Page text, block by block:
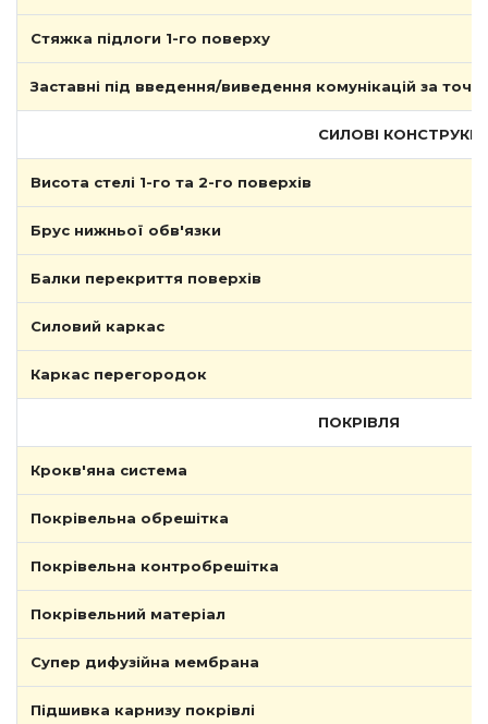
Стяжка підлоги 1-го поверху
Заставні під введення/виведення комунікацій за
СИЛОВІ
Висота стелі 1-го та 2-го поверхів
Брус нижньої обв'язки
Балки перекриття поверхів
Силовий каркас
Каркас перегородок
ПОКРІВЛЯ
Крокв'яна система
Покрівельна обрешітка
Покрівельна контробрешітка
Покрівельний матеріал
Супер дифузійна мембрана
Підшивка карнизу покрівлі